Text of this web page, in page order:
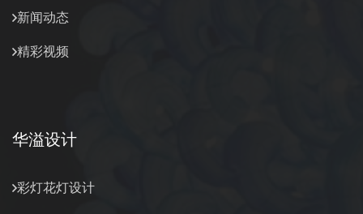
新闻动态
精彩视频
华溢设计
彩灯花灯设计